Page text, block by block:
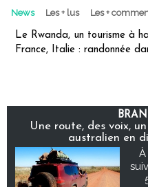
News Les + lus Les +
Le Rwanda, un tourisme à
France, Italie : randonnée
Une route, des voix,
australien en